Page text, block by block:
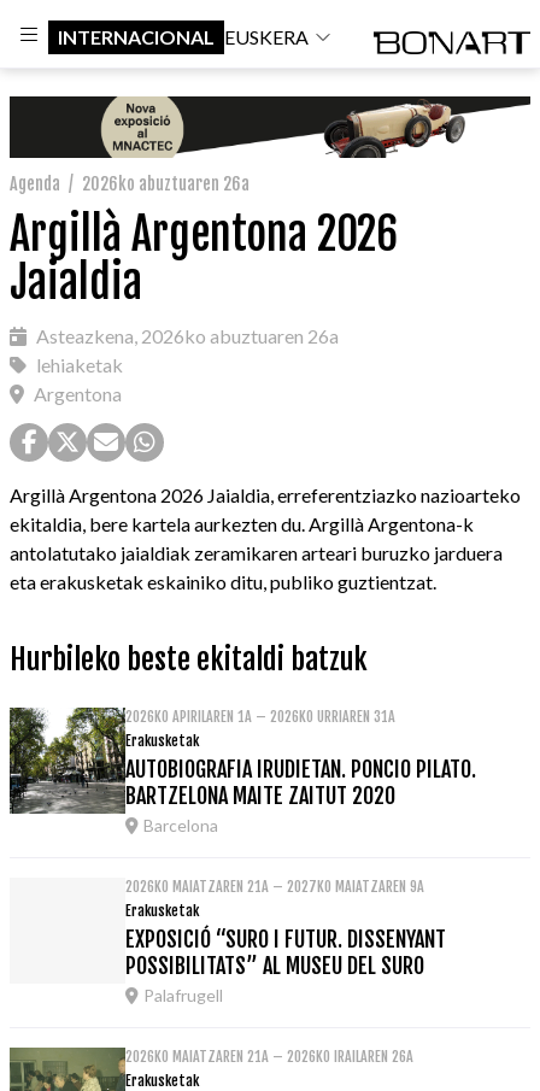
INTERNACIONAL EUSKERA
Agenda / 2026ko abuztuaren 26a
Argillà Argentona 2026
Jaialdia
Asteazkena, 2026ko abuztuaren 26a
lehiaketak
Argentona
Argillà Argentona 2026 Jaialdia, erreferentziazko nazioarteko
ekitaldia, bere kartela aurkezten du. Argillà Argentona-k
antolatutako jaialdiak zeramikaren arteari buruzko jarduera
eta erakusketak eskainiko ditu, publiko guztientzat.
Hurbileko beste ekitaldi batzuk
2026KO APIRILAREN 1A – 2026KO URRIAREN 31A
Erakusketak
AUTOBIOGRAFIA IRUDIETAN. PONCIO PILATO.
BARTZELONA MAITE ZAITUT 2020
Barcelona
2026KO MAIATZAREN 21A – 2027KO MAIATZAREN 9A
Erakusketak
EXPOSICIÓ “SURO I FUTUR. DISSENYANT
POSSIBILITATS” AL MUSEU DEL SURO
Palafrugell
2026KO MAIATZAREN 21A – 2026KO IRAILAREN 26A
Erakusketak